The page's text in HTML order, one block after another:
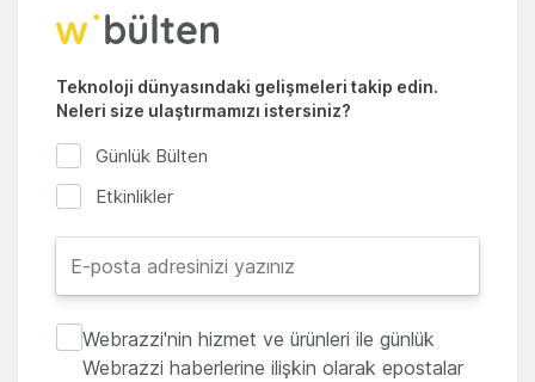
Teknoloji dünyasındaki gelişmeleri takip edin.
Neleri size ulaştırmamızı istersiniz?
Günlük Bülten
Etkinlikler
Webrazzi'nin hizmet ve ürünleri ile günlük
Webrazzi haberlerine ilişkin olarak epostalar